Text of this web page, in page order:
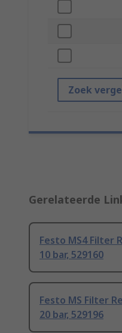
Zoek
Gerelateerde
Festo MS4 Filter
10 bar, 529160
Festo MS Filter
20 bar, 529196